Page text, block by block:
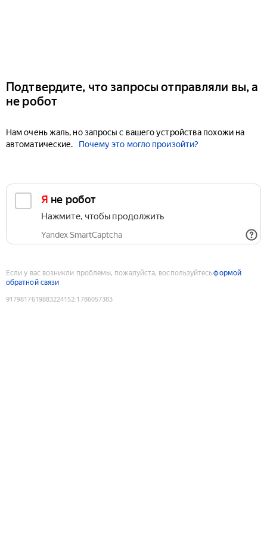
Подтвердите, что запросы отправляли вы, а
не робот
Нам очень жаль, но запросы с вашего устройства похожи на
автоматические.
Почему это могло произойти?
Я не робот
Нажмите, чтобы продолжить
Yandex SmartCaptcha
Если у вас возникли проблемы, пожалуйста, воспользуйтесьформой
обратной связи
9179817619883224152:1786057383